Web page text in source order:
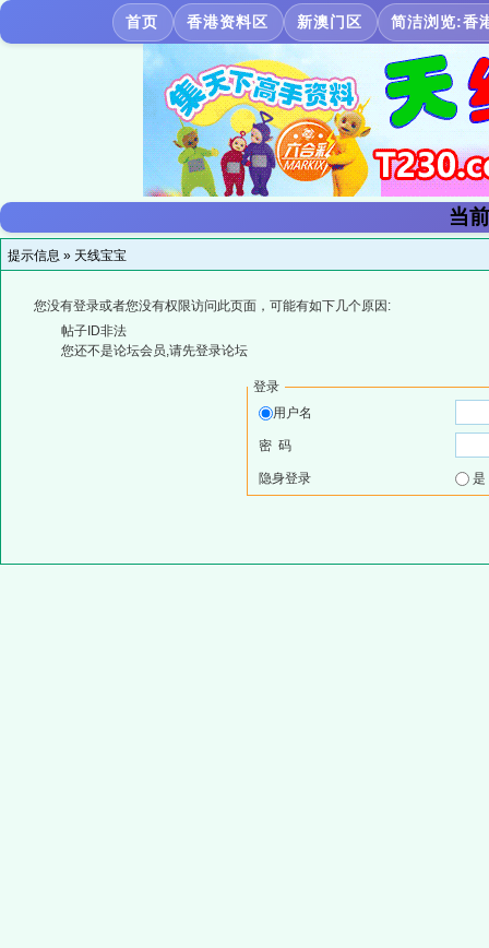
首页 香港资料区 新澳门区 简洁浏览:香
当
提示信息 » 天线宝宝
您没有登录或者您没有权限访问此页面，可能有如下几个原因:
帖子ID非法
您还不是论坛会员,请先登录论坛
登录
用户名
密 码
隐身登录